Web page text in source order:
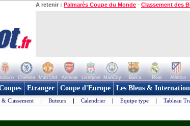
A retenir : Palmarès Coupe du Monde - Classement des
Chelsea Man Utd Arsenal Liverpool ManCity Barca Real Atletico
Etranger Coupe d'Europe Les Bleus &
& Classement | Buteurs | Calendrier | Equipe type | Tableau